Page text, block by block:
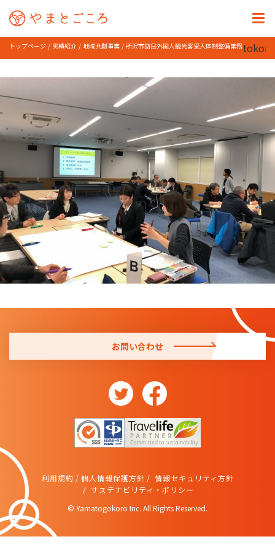
トップページ 実績紹介 地域共創事業 所沢市訪日外国人観光客受入体制整備業務
お問い合わせ
利用規約 個人情報保護方針
情報セキュリティ方針
サステナビリティ・ポリシー
© Yamatogokoro Inc. All Rights Reserved.